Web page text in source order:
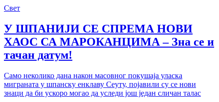
Свет
У ШПАНИЈИ СЕ СПРЕМА НОВИ
ХАОС СА МАРОКАНЦИМА – Зна се и
тачан датум!
Само неколико дана након масовног покушаја уласка
миграната у шпанску енклаву Сеуту, појавили су се нови
знаци да би ускоро могао да уследи још један сличан талас